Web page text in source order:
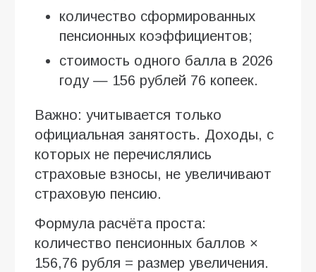
количество сформированных
пенсионных коэффициентов;
стоимость одного балла в 2026
году — 156 рублей 76 копеек.
Важно: учитывается только
официальная занятость. Доходы, с
которых не перечислялись
страховые взносы, не увеличивают
страховую пенсию.
Формула расчёта проста:
количество пенсионных баллов ×
156,76 рубля = размер увеличения.